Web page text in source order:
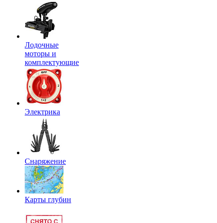
Лодочные
моторы и
комплектующие
Электрика
Снаряжение
Карты глубин